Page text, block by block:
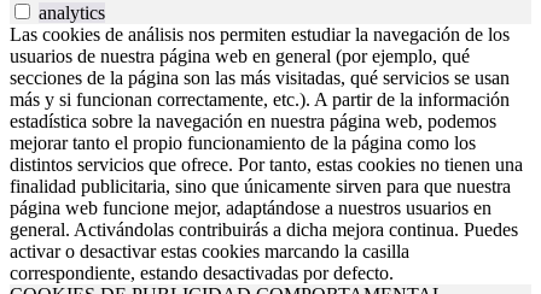
analytics
Las cookies de análisis nos permiten estudiar la navegación de los
usuarios de nuestra página web en general (por ejemplo, qué
secciones de la página son las más visitadas, qué servicios se usan
más y si funcionan correctamente, etc.). A partir de la información
estadística sobre la navegación en nuestra página web, podemos
mejorar tanto el propio funcionamiento de la página como los
distintos servicios que ofrece. Por tanto, estas cookies no tienen una
finalidad publicitaria, sino que únicamente sirven para que nuestra
página web funcione mejor, adaptándose a nuestros usuarios en
general. Activándolas contribuirás a dicha mejora continua. Puedes
activar o desactivar estas cookies marcando la casilla
correspondiente, estando desactivadas por defecto.